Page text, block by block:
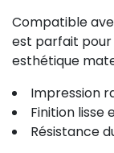
Compatible
est parfait pour
esthétique
Impression
Finition lisse
Résistance